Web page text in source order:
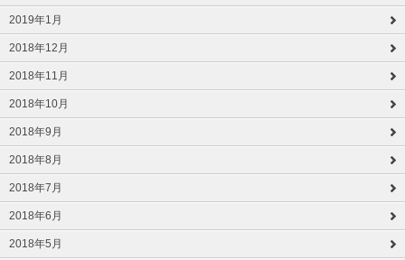
2019年1月
2018年12月
2018年11月
2018年10月
2018年9月
2018年8月
2018年7月
2018年6月
2018年5月